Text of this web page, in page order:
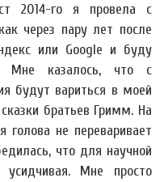
2014-го я провела с
через пару лет после
или Google и буду
Мне казалось, что с
будут вариться в моей
братьев Гримм. На
не переваривает
что для научной
усидчивая. Мне просто